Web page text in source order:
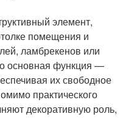
элемент,
помещения и
ламбрекенов или
основная функция —
их свободное
практического
декоративную роль,